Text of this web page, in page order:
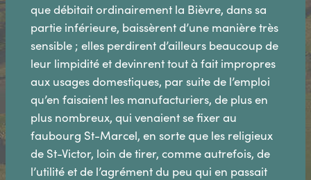
que débitait ordinairement la Bièvre, dans sa
partie inférieure, baissèrent d’une manière très
sensible ; elles perdirent d’ailleurs beaucoup de
leur limpidité et devinrent tout à fait impropres
aux usages domestiques, par suite de l’emploi
qu’en faisaient les manufacturiers, de plus en
plus nombreux, qui venaient se fixer au
faubourg St-Marcel, en sorte que les religieux
de St-Victor, loin de tirer, comme autrefois, de
l’utilité et de l’agrément du peu qui en passait